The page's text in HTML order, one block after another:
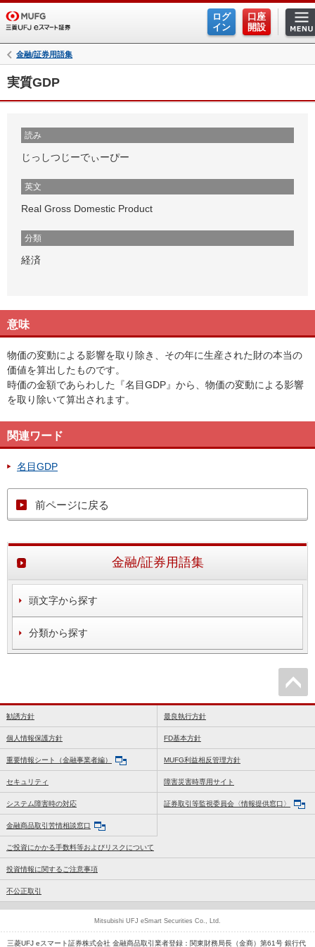
ログ
イン
口座
開設
金融/証券用語集
実質GDP
読み
じっしつじーでぃーぴー
英文
Real Gross Domestic Product
分類
経済
意味
物価の変動による影響を取り除き、その年に生産された財の本当の
価値を算出したものです。
時価の金額であらわした『名目GDP』から、物価の変動による影響
を取り除いて算出されます。
関連ワード
名目GDP
前ページに戻る
金融/証券用語集
頭文字から探す
分類から探す
勧誘方針 最良執行方針
個人情報保護方針 FD基本方針
重要情報シート（金融事業者編） MUFG利益相反管理方針
セキュリティ 障害災害時専用サイト
システム障害時の対応 証券取引等監視委員会〈情報提供窓口〉
金融商品取引苦情相談窓口
ご投資にかかる手数料等およびリスクについて
投資情報に関するご注意事項
不公正取引
三菱UFJ eスマート証券株式会社 金融商品取引業者登録：関東財務局長（金商）第61号 銀行代
Mitsubishi UFJ eSmart Securities Co., Ltd.